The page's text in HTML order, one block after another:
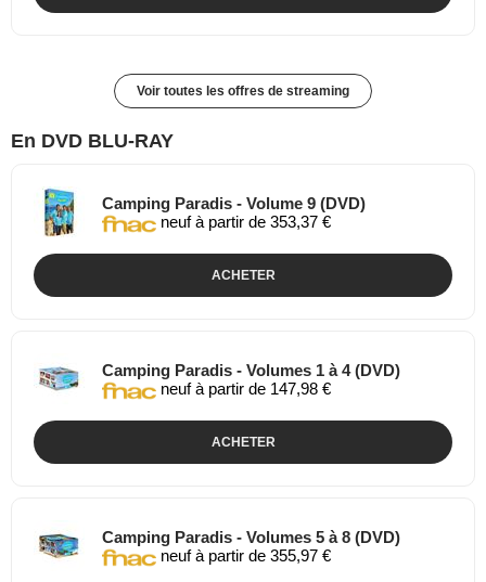
Voir toutes les offres de streaming
En DVD BLU-RAY
Camping Paradis - Volume 9 (DVD)
neuf à partir de 353,37 €
ACHETER
Camping Paradis - Volumes 1 à 4 (DVD)
neuf à partir de 147,98 €
ACHETER
Camping Paradis - Volumes 5 à 8 (DVD)
neuf à partir de 355,97 €